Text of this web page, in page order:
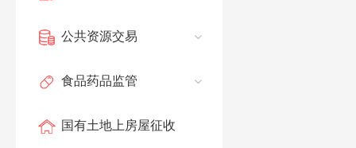
公共资源交易
食品药品监管
国有土地上房屋征收